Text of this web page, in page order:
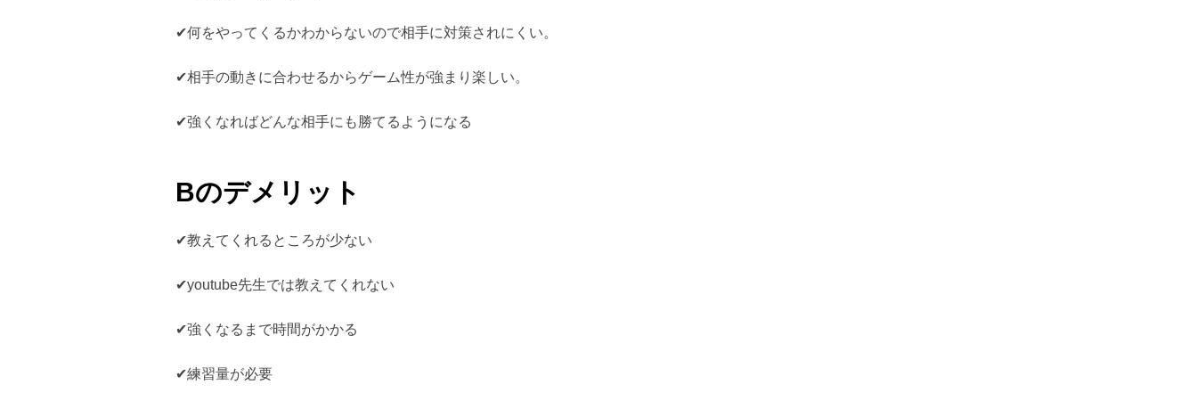
✔︎何をやってくるかわからないので相手に対策されにくい。
✔︎相手の動きに合わせるからゲーム性が強まり楽しい。
✔︎強くなればどんな相手にも勝てるようになる
Bのデメリット
✔︎教えてくれるところが少ない
✔︎youtube先生では教えてくれない
✔︎強くなるまで時間がかかる
✔︎練習量が必要